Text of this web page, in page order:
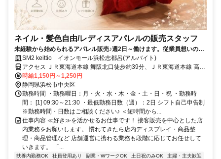
ネイル・髪色自由/レディスアパレルの販売スタッフ
未経験から始められるアパレル販売♪週2日～働けます。従業員想いの福
利厚生で、安心して長く働ける環境！
SM2 keittio イオンモール浜松志都呂(アルバイト)
アクセス ＪＲ東海道本線 舞阪北口徒歩約39分、ＪＲ東海道本線 高塚
北口徒歩約43分、ＪＲ東海道本線 弁天島徒歩約64分 JR「舞阪駅」か
らバスで13分
時給1,150円～1,250円
静岡県浜松市中央区
勤務時間 ・勤務曜日：月・火・水・木・金・土・日・祝 ・勤務時
間： [1] 09:30～21:30 ・最低勤務日数（週）：2日 シフト自己申告制
※勤務時間・日数はご相談ください♪ ＜短時間から...
仕事内容 ≪好き≫を活かせるお仕事です！ 接客販売を中心とした店
内業務をお願いします。 慣れてきたら店内ディスプレイ・商品整
理・商品管理など 店舗運営に携わる業務も段階に応じてお任せして
いきます。 「...
扶養内勤務OK 社員登用あり 副業・WワークOK 土日祝のみOK
主婦・主夫歓迎